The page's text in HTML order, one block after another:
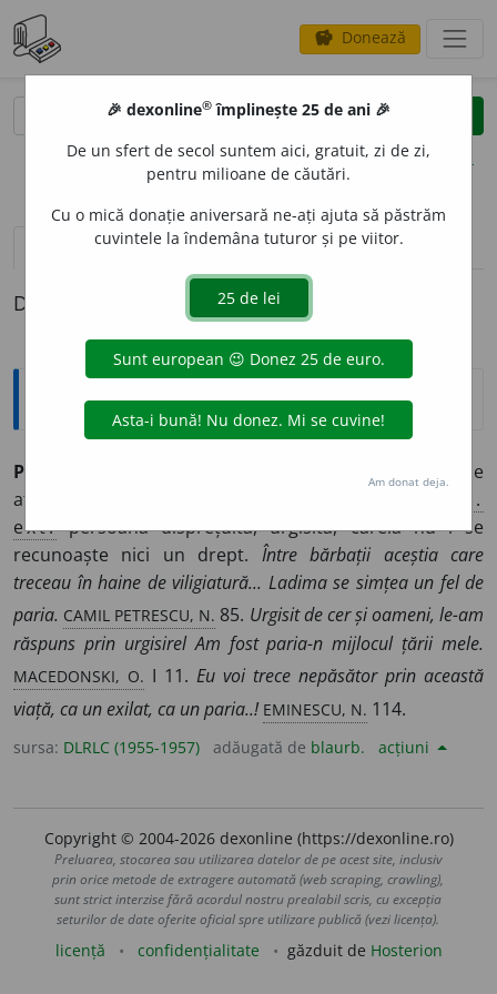
savings Donează
clear
opțiuni
definiții (1) pronunțievolume_up (24)
Definiția cu ID-ul 926312:
Explicative DEX
P
(În India, la brahmani) Persoană care se
află în afara castelor și este lipsită de orice drepturi;
p.
ext.persoană disprețuită, urgisită, căreia nu i se
recunoaște nici un drept. Între bărbații aceștia care
treceau în haine de viligiatură... Ladima se simțea un fel de
paria. CAMIL PETRESCU, N. 85. Urgisit de cer și oameni, le-am
răspuns prin urgisirel Am fost paria-n mijlocul țării mele.
MACEDONSKI, O. I 11. Eu voi trece nepăsător prin această
viață, ca un exilat, ca un paria..! EMINESCU, N. 114.
sursa: DLRLC (1955-1957) adăugată de blaurb. acțiuni
Copyright © 2004-2026 dexonline (https://dexonline.ro)
Preluarea, stocarea sau utilizarea datelor de pe acest site, inclusiv
prin orice metode de extragere automată (web scraping, crawling),
sunt strict interzise fără acordul nostru prealabil scris, cu excepția
seturilor de date oferite oficial spre utilizare publică (vezi licența).
licență confidențialitate găzduit de Hosterion
🎉 dexonline® împlinește 25 de ani 🎉
De un sfert de secol suntem aici, gratuit, zi de zi,
pentru milioane de căutări.
Cu o mică donație aniversară ne-ați ajuta să păstrăm
cuvintele la îndemâna tuturor și pe viitor.
Am donat deja.